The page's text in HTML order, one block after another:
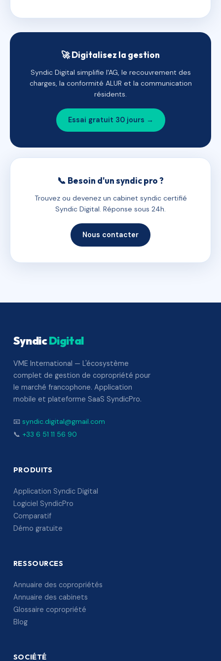
🚀 Digitalisez la gestion
Syndic Digital simplifie l'AG, le recouvrement des
charges, la conformité ALUR et la communication
résidents.
Essai gratuit 30 jours →
📞 Besoin d'un syndic pro ?
Trouvez ou devenez un cabinet syndic certifié
Syndic Digital. Réponse sous 24h.
Nous contacter
SyndicDigital
VME International — L'écosystème
complet de gestion de copropriété pour
le marché francophone. Application
mobile et plateforme SaaS SyndicPro.
📧 syndic.digital@gmail.com
📞 +33 6 51 11 56 90
PRODUITS
Application Syndic Digital
Logiciel SyndicPro
Comparatif
Démo gratuite
RESSOURCES
Annuaire des copropriétés
Annuaire des cabinets
Glossaire copropriété
Blog
SOCIÉTÉ